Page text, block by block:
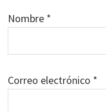
Nombre *
Correo electrónico *